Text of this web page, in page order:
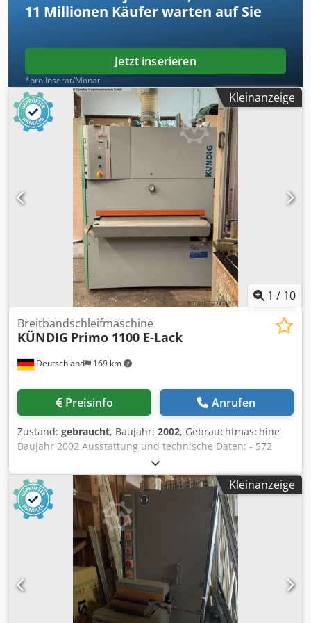
15 kW
11 Millionen Käufer warten auf Sie
Jetzt inserieren
*pro Inserat/Monat
Kleinanzeige
1 / 10
Deutschland 169 km
Breitbandschleifmaschine
KÜNDIG Primo 1100 E-Lack
Preisinfo Anrufen
Zustand: gebraucht, Baujahr: 2002, Gebrauchtmaschine
Baujahr 2002 Ausstattung und technische Daten: - 572
Betriebsstunden - Breitband-Kalibrier-Feinschliffautomat -
konstanteTischeinlaufhöhe Dsdpfszq Hiwsx Aclock -
Kombiaggregat Kontaktwalze und Schleifschuhaggregat
mit elektronisch gesteuertem Segmentschleifschuh -
Kontaktwalzenniveau stufenlos regelbar nach Kornskala -
Segmentschleifschuh pneumatisch regelbar - Einlauftisch
mit Rollenauflage und elektrischer Verstellung über
Digitalanzeige - Arbeitsbreite 1100 mm - Arbeitsstärke 3 –
160 mm - Arbeitshöhe 900 mm - Motor 11 kW -
Bandabstrahlung mit Rotoren - Vorschubgeschwindigkeit 3
- 15 m/min. über Inverter stufenlos regelbar - 2
Kleinanzeige